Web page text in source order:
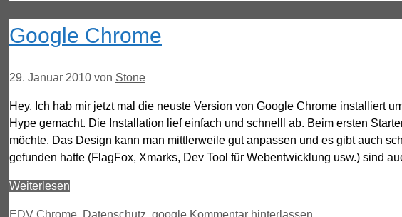
Google Chrome
29. Januar 2010 von Stone
Hey. Ich hab mir jetzt mal die neuste Version von Google Chrome installiert
Hype gemacht. Die Installation lief einfach und schnelll ab. Beim ersten
möchte. Das Design kann man mittlerweile gut anpassen und es gibt auch
gefunden hatte (FlagFox, Xmarks, Dev Tool für Webentwicklung usw.) sind
Weiterlesen
Kategorien
EDV Schlagwörter
Chrome Datenschutz google Kommentar hinterlassen